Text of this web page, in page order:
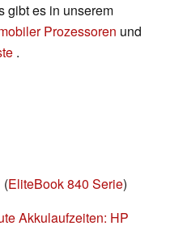
gibt es in unserem
Prozessoren und
.
(EliteBook 840 Serie)
Akkulaufzeiten: HP